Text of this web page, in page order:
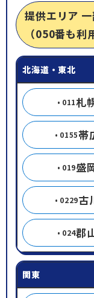
提供エリア
（050番も利
北海道・東北
011札
0155帯
019盛
0229古
024郡
関東